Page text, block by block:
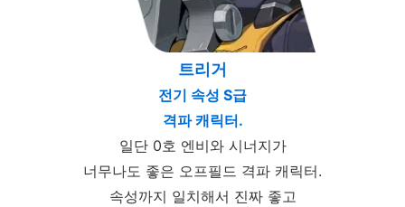
트리거
전기 속성 S급
격파 캐릭터.
일단 0호 엔비와 시너지가
너무나도 좋은 오프필드 격파 캐릭터.
속성까지 일치해서 진짜 좋고